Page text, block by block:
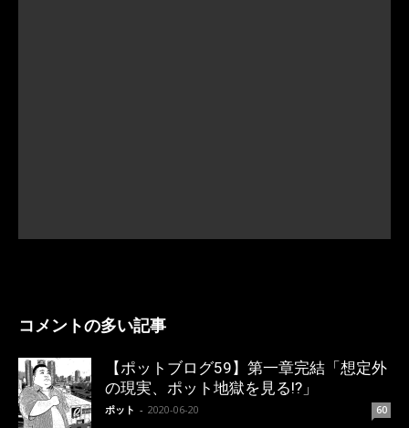
コメントの多い記事
【ポットブログ59】第一章完結「想定外
の現実、ポット地獄を見る!?」
ポット - 2020-06-20 60